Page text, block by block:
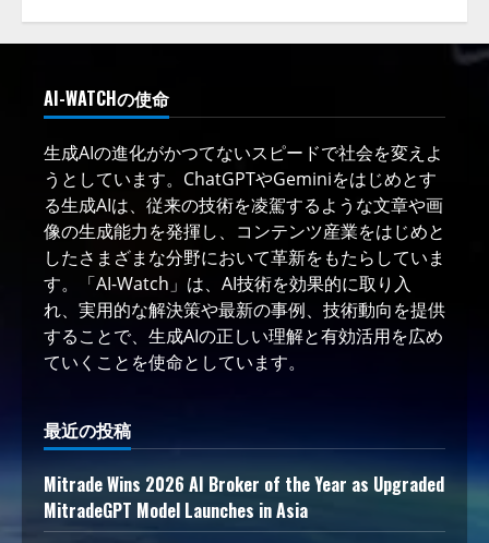
AI-WATCHの使命
生成AIの進化がかつてないスピードで社会を変えよ
うとしています。ChatGPTやGeminiをはじめとす
る生成AIは、従来の技術を凌駕するような文章や画
像の生成能力を発揮し、コンテンツ産業をはじめと
したさまざまな分野において革新をもたらしていま
す。「AI-Watch」は、AI技術を効果的に取り入
れ、実用的な解決策や最新の事例、技術動向を提供
することで、生成AIの正しい理解と有効活用を広め
ていくことを使命としています。
最近の投稿
Mitrade Wins 2026 AI Broker of the Year as Upgraded
MitradeGPT Model Launches in Asia